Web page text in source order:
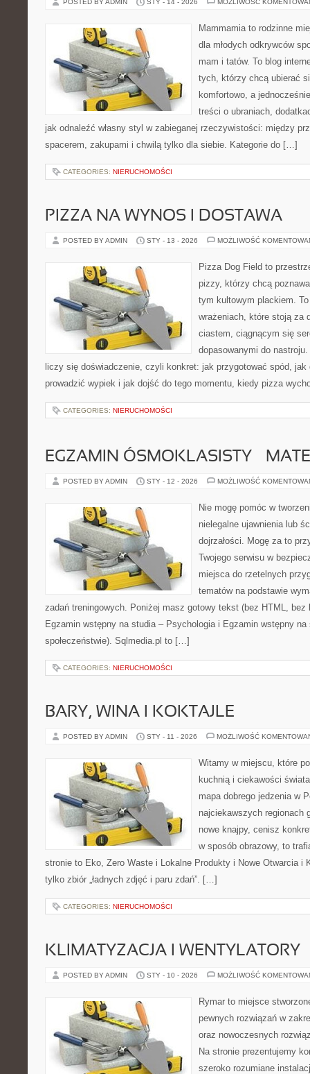
POSTED BY ADMIN STY - 14 - 2026 MOŻLIWOŚĆ
Mammamia to rodzinne
dla młodych odkrywców
mam i tatów. To blog
tych, którzy chcą ubierać
komfortowo, a
treści o ubraniach,
jak odnaleźć własny styl w zabieganej rzeczywistości: między
spacerem, zakupami i chwilą tylko dla siebie. Kategorie do […]
CATEGORIES: NIERUCHOMOŚCI
PIZZA NA WYNOS I DOSTAWA
POSTED BY ADMIN STY - 13 - 2026 MOŻLIWOŚĆ
Pizza Dog Field to
pizzy, którzy chcą
tym kultowym plackiem.
wrażeniach, które stoją za
ciastem, ciągnącym się
dopasowanymi do
liczy się doświadczenie, czyli konkret: jak przygotować spód, jak
prowadzić wypiek i jak dojść do tego momentu, kiedy pizza
CATEGORIES: NIERUCHOMOŚCI
EGZAMIN ÓSMOKLASISTY –
POSTED BY ADMIN STY - 12 - 2026 MOŻLIWOŚĆ
Nie mogę pomóc w
nielegalne ujawnienia lub
dojrzałości. Mogę za to
Twojego serwisu w
miejsca do rzetelnych
tematów na podstawie
zadań treningowych. Poniżej masz gotowy tekst (bez HTML, bez
Egzamin wstępny na studia – Psychologia i Egzamin wstępny
społeczeństwie). Sqlmedia.pl to […]
CATEGORIES: NIERUCHOMOŚCI
BARY, WINA I KOKTAJLE
POSTED BY ADMIN STY - 11 - 2026 MOŻLIWOŚĆ
Witamy w miejscu, które
kuchnią i ciekawości
mapa dobrego jedzenia w
najciekawszych regionach
nowe knajpy, cenisz
w sposób obrazowy, to
stronie to Eko, Zero Waste i Lokalne Produkty i Nowe Otwarcia i
tylko zbiór „ładnych zdjęć i paru zdań”. […]
CATEGORIES: NIERUCHOMOŚCI
KLIMATYZACJA I WENTYLATORY
POSTED BY ADMIN STY - 10 - 2026 MOŻLIWOŚĆ
Rymar to miejsce
pewnych rozwiązań w
oraz nowoczesnych
Na stronie prezentujemy
szeroko rozumiane